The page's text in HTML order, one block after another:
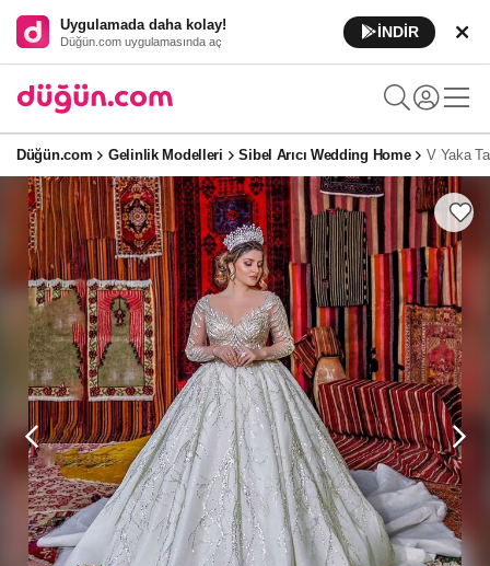
Uygulamada daha kolay!
Düğün.com uygulamasında aç
İNDİR
Düğün.com Gelinlik Modelleri Sibel Arıcı Wedding Home V Yaka